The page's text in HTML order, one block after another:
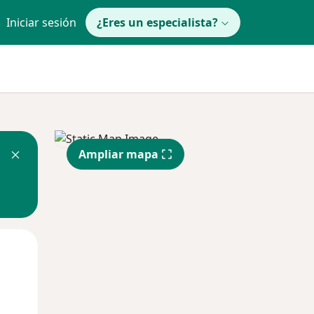
Iniciar sesión ¿Eres un especialista?
Ampliar mapa